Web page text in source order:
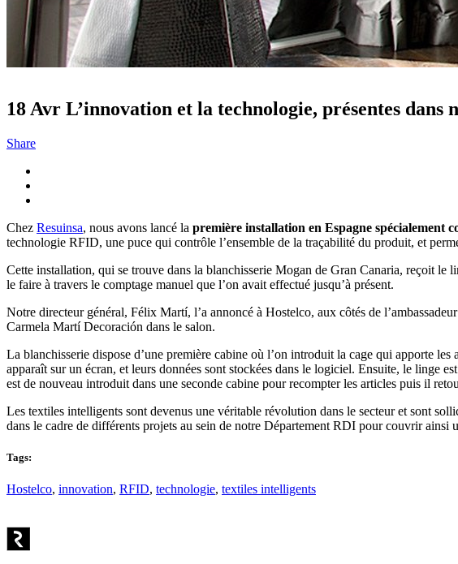
18 Avr L’innovation et la technologie, présentes dans
Share
Chez Resuinsa, nous avons lancé la première installation en Espagne spécialement
technologie RFID, une puce qui contrôle l’ensemble de la traçabilité du produit, et
Cette installation, qui se trouve dans la blanchisserie Mogan de Gran Canaria, reçoit le
le faire à travers le comptage manuel que l’on avait effectué jusqu’à présent.
Notre directeur général, Félix Martí, l’a annoncé à Hostelco, aux côtés de
Carmela Martí Decoración dans le salon.
La blanchisserie dispose d’une première cabine où l’on introduit la cage qui apporte
apparaît sur un écran, et leurs données sont stockées dans le logiciel. Ensuite, le linge
est de nouveau introduit dans une seconde cabine pour recompter les articles puis il
Les textiles intelligents sont devenus une véritable révolution dans le secteur et sont
dans le cadre de différents projets au sein de notre Département RDI pour couvrir ainsi
Tags:
Hostelco, innovation, RFID, technologie, textiles intelligents